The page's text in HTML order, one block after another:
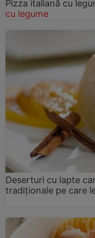
Pizza italiană cu
cu legume
Deserturi cu lapte
tradiționale pe care